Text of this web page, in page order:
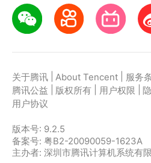
关于腾讯 About Tencent 服务
腾讯公益
版权所有 用户权限
用户协议
版本号: 9.2.5
备案号: 粤B2-20090059-1623A
主办者: 深圳市腾讯计算机系统有